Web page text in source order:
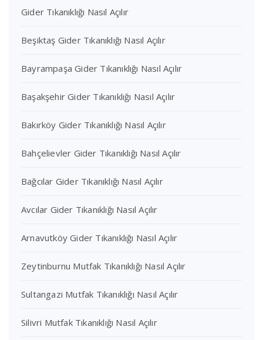
Gider Tıkanıklığı Nasıl Açılır
Beşiktaş Gider Tıkanıklığı Nasıl Açılır
Bayrampaşa Gider Tıkanıklığı Nasıl Açılır
Başakşehir Gider Tıkanıklığı Nasıl Açılır
Bakırköy Gider Tıkanıklığı Nasıl Açılır
Bahçelievler Gider Tıkanıklığı Nasıl Açılır
Bağcılar Gider Tıkanıklığı Nasıl Açılır
Avcılar Gider Tıkanıklığı Nasıl Açılır
Arnavutköy Gider Tıkanıklığı Nasıl Açılır
Zeytinburnu Mutfak Tıkanıklığı Nasıl Açılır
Sultangazi Mutfak Tıkanıklığı Nasıl Açılır
Silivri Mutfak Tıkanıklığı Nasıl Açılır